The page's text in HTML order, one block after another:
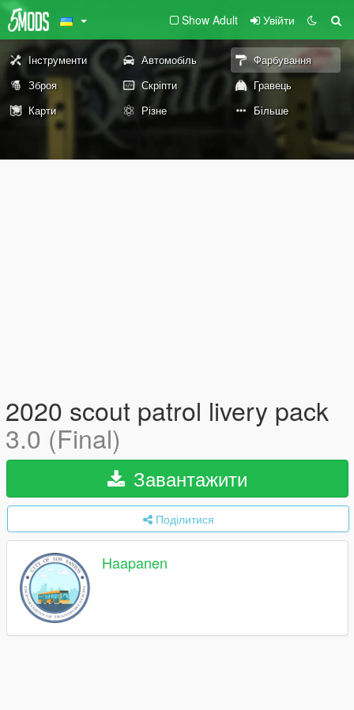
Show Adult Увійти
Інструменти Автомобіль
Фарбування
Зброя
Скріпти
Гравець
Карти
Різне Більше
2020 scout patrol livery pack
3.0 (Final)
Завантажити
Поділитися
Haapanen